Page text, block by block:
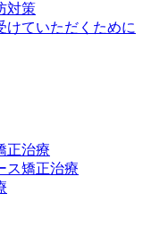
対策
けていただくために
正治療
ス矯正治療